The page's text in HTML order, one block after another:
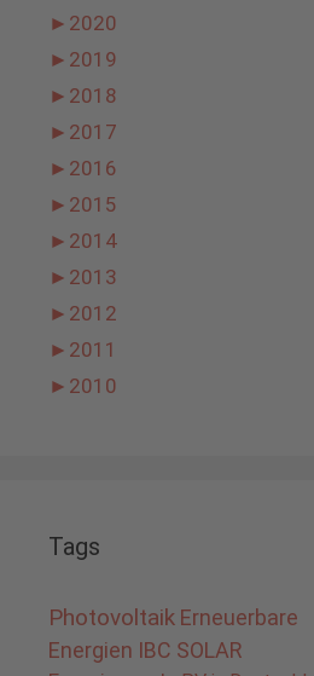
► 2020
► 2019
► 2018
► 2017
► 2016
► 2015
► 2014
► 2013
► 2012
► 2011
► 2010
Tags
Photovoltaik Erneuerbare
Energien IBC SOLAR